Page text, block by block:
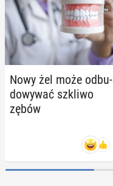
Nowy żel może od­bu­
do­wy­wać szkliwo
zębów